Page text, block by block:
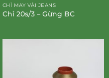
CHỈ MAY VẢI JEANS
Chỉ 20s/3 – Gừng BC